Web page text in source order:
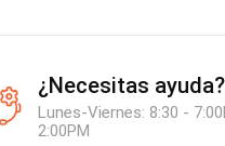
¿Necesitas ayuda?
Lunes-Viernes: 8:30 -
2:00PM